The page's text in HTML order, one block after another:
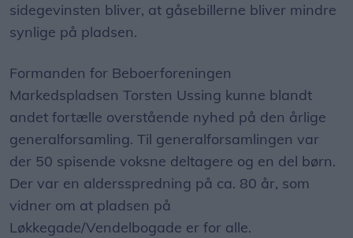
sidegevinsten bliver, at gåsebillerne bliver mindre
synlige på pladsen.
Formanden for Beboerforeningen
Markedspladsen Torsten Ussing kunne blandt
andet fortælle overstående nyhed på den årlige
generalforsamling. Til generalforsamlingen var
der 50 spisende voksne deltagere og en del børn.
Der var en aldersspredning på ca. 80 år, som
vidner om at pladsen på
Løkkegade/Vendelbogade er for alle.